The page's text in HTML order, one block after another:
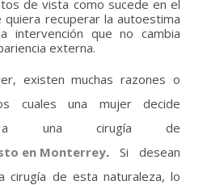
de vista como sucede en el
recuperar la autoestima
intervención que no cambia
externa.
existen muchas razones o
cuales una mujer decide
a una cirugía de
en Monterrey. Si desean
cirugía de esta naturaleza, lo